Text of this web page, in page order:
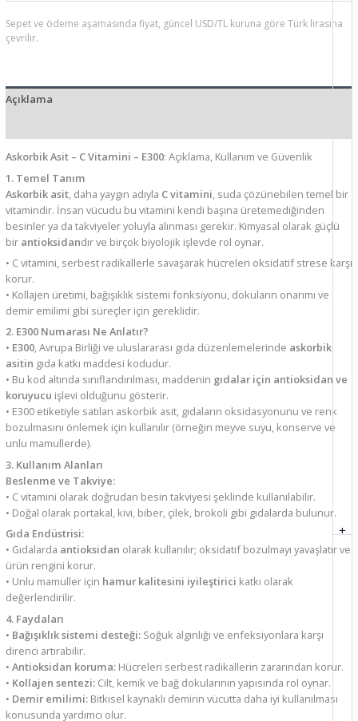
+
Sepet ve ödeme aşamasında fiyat, güncel USD/TL kuruna göre Türk lirasına
çevrilir.
Açıklama
Askorbik Asit – C Vitamini – E300: Açıklama, Kullanım ve Güvenlik
1. Temel Tanım
Askorbik asit, daha yaygın adıyla C vitamini, suda çözünebilen temel bir
vitamindir. İnsan vücudu bu vitamini kendi başına üretemediğinden
besinler ya da takviyeler yoluyla alınması gerekir. Kimyasal olarak güçlü
bir antioksidandır ve birçok biyolojik işlevde rol oynar.
• C vitamini, serbest radikallerle savaşarak hücreleri oksidatif strese karşı
korur.
• Kollajen üretimi, bağışıklık sistemi fonksiyonu, dokuların onarımı ve
demir emilimi gibi süreçler için gereklidir.
2. E300 Numarası Ne Anlatır?
• E300, Avrupa Birliği ve uluslararası gıda düzenlemelerinde askorbik
asitin gıda katkı maddesi kodudur.
• Bu kod altında sınıflandırılması, maddenin gıdalar için antioksidan ve
koruyucu işlevi olduğunu gösterir.
• E300 etiketiyle satılan askorbik asit, gıdaların oksidasyonunu ve renk
bozulmasını önlemek için kullanılır (örneğin meyve suyu, konserve ve
unlu mamullerde).
3. Kullanım Alanları
Beslenme ve Takviye:
• C vitamini olarak doğrudan besin takviyesi şeklinde kullanılabilir.
• Doğal olarak portakal, kivi, biber, çilek, brokoli gibi gıdalarda bulunur.
Gıda Endüstrisi:
• Gıdalarda antioksidan olarak kullanılır; oksidatif bozulmayı yavaşlatır ve
ürün rengini korur.
• Unlu mamuller için hamur kalitesini iyileştirici katkı olarak
değerlendirilir.
4. Faydaları
• Bağışıklık sistemi desteği:Soğuk algınlığı ve enfeksiyonlara karşı
direnci artırabilir.
• Antioksidan koruma:Hücreleri serbest radikallerin zararından korur.
• Kollajen sentezi:Cilt, kemik ve bağ dokularının yapısında rol oynar.
• Demir emilimi:Bitkisel kaynaklı demirin vücutta daha iyi kullanılması
konusunda yardımcı olur.